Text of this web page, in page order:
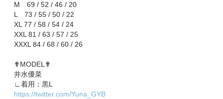
M 69 / 52 / 46 / 20
L 73 / 55 / 50 / 22
XL 77 / 58 / 54 / 24
XXL 81 / 63 / 57 / 25
XXXL 84 / 68 / 60 / 26
✟MODEL✟
井水優菜
∟着用：黒L
https://twitter.com/Yuna_GYB